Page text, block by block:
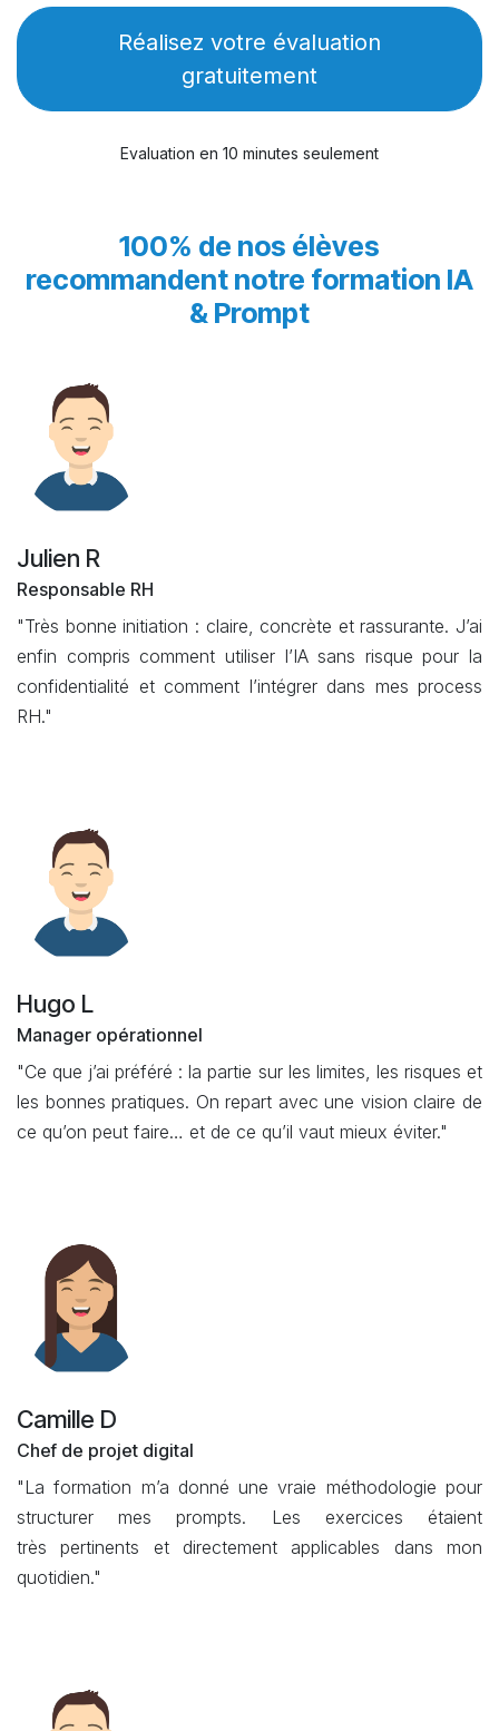
Réalisez votre évaluation
gratuitement
Evaluation en 10 minutes seulement
100% de nos élèves
recommandent notre formation IA
& Prompt
Julien R
Responsable RH
"Très bonne initiation : claire, concrète et rassurante. J’ai
enfin compris comment utiliser l’IA sans risque pour la
confidentialité et comment l’intégrer dans mes process
RH."
Hugo L
Manager opérationnel
"Ce que j’ai préféré : la partie sur les limites, les risques et
les bonnes pratiques. On repart avec une vision claire de
ce qu’on peut faire… et de ce qu’il vaut mieux éviter."
Camille D
Chef de projet digital
"La formation m’a donné une vraie méthodologie pour
structurer mes prompts. Les exercices étaient
très pertinents et directement applicables dans mon
quotidien."